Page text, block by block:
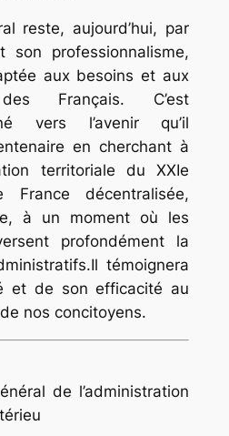
reste, aujourd’hui, par
son professionnalisme,
aux besoins et aux
des Français. C’est
vers l’avenir qu’il
en cherchant à
territoriale du XXIe
décentralisée,
à un moment où les
profondément la
témoignera
et de son efficacité au
nos concitoyens.
de l’administration